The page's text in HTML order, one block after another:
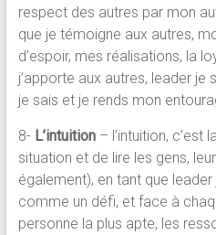
respect des autres par mon
que je témoigne aux autres,
d’espoir, mes réalisations, la
j’apporte aux autres, leader je
je sais et je rends mon
8- L’intuition– l’intuition, c’est
situation et de lire les gens,
également), en tant que
comme un défi, et face à
personne la plus apte, les